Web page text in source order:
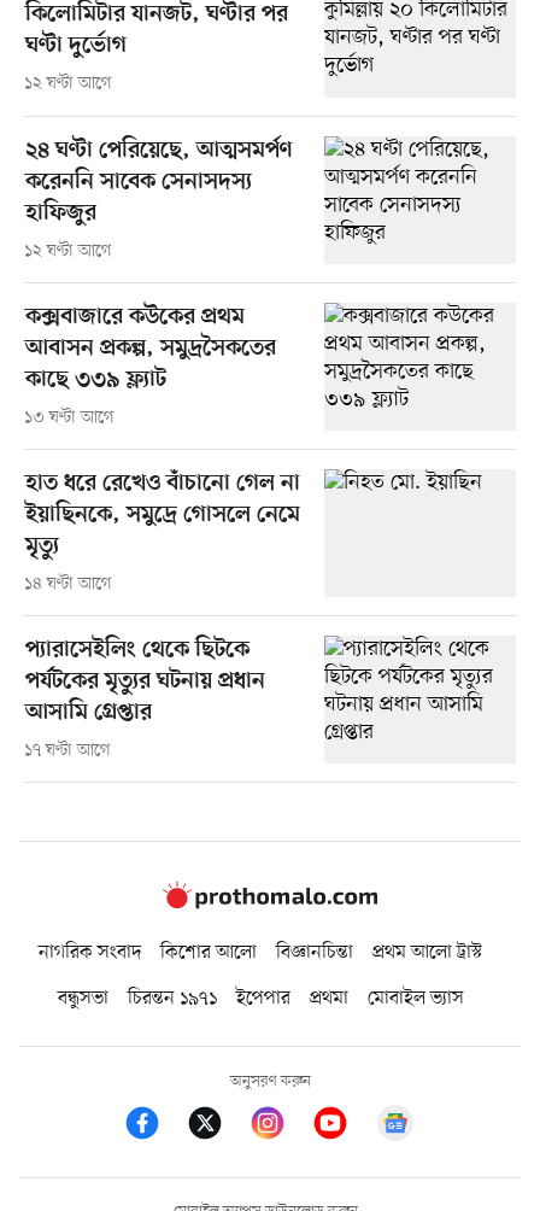
কিলোমিটার যানজট, ঘণ্টার পর
ঘণ্টা দুর্ভোগ
১২ ঘণ্টা আগে
২৪ ঘণ্টা পেরিয়েছে, আত্মসমর্পণ
করেননি সাবেক সেনাসদস্য
হাফিজুর
১২ ঘণ্টা আগে
কক্সবাজারে কউকের প্রথম
আবাসন প্রকল্প, সমুদ্রসৈকতের
কাছে ৩৩৯ ফ্ল্যাট
১৩ ঘণ্টা আগে
হাত ধরে রেখেও বাঁচানো গেল না
ইয়াছিনকে, সমুদ্রে গোসলে নেমে
মৃত্যু
১৪ ঘণ্টা আগে
প্যারাসেইলিং থেকে ছিটকে
পর্যটকের মৃত্যুর ঘটনায় প্রধান
আসামি গ্রেপ্তার
১৭ ঘণ্টা আগে
নাগরিক সংবাদ কিশোর আলো বিজ্ঞানচিন্তা
প্রথম আলো ট্রাস্ট
বন্ধুসভা
চিরন্তন ১৯৭১ ইপেপার প্রথমা মোবাইল ভ্যাস
অনুসরণ করুন